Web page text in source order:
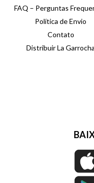
FAQ – Perguntas
Política de Envio
Contato
Distribuir La Garrocha